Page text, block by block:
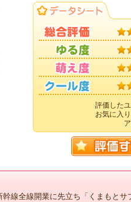
評価した
お気に入
線全線開業に先立ち「くまもとサ